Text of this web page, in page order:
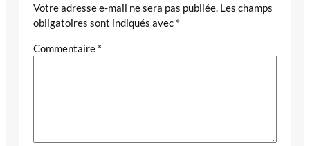
Votre adresse e-mail ne sera pas publiée. Les champs
obligatoires sont indiqués avec *
Commentaire *